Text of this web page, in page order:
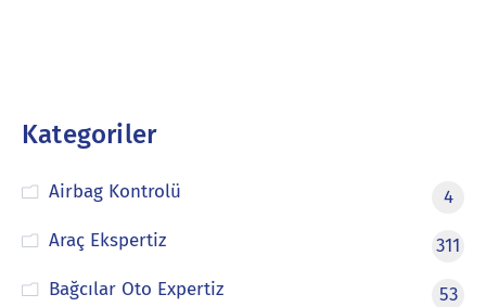
Kategoriler
Airbag Kontrolü
4
Araç Ekspertiz
311
Bağcılar Oto Expertiz
53